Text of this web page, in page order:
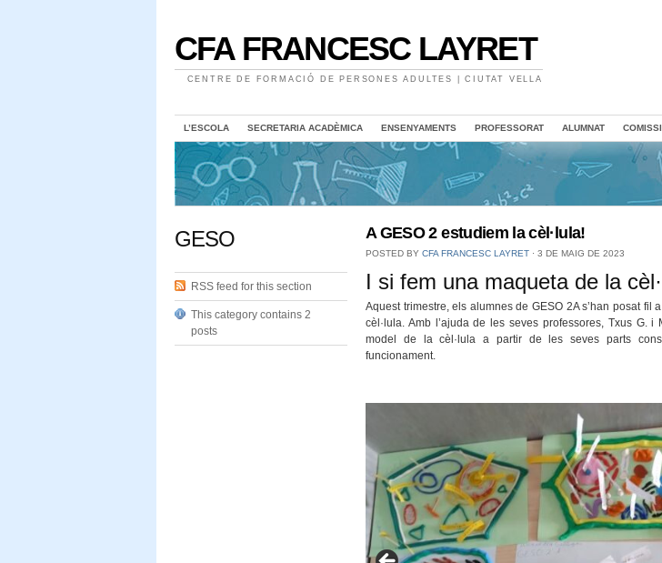
CFA FRANCESC LAYRET
CENTRE DE FORMACIÓ DE PERSONES ADULTES | CIUTAT VELLA
L’ESCOLA SECRETARIA ACADÈMICA ENSENYAMENTS PROFESSORAT ALUMNAT
GESO
RSS feed for this section
This category contains 2
posts
A GESO 2 estudiem la cèl·lula!
POSTED BY CFA FRANCESC LAYRET ⋅ 3 DE MAIG DE 2023
I si fem una maqueta de la
Aquest trimestre, els alumnes de GESO 2A s’han posat fil
cèl·lula. Amb l’ajuda de les seves professores, Txus G.
model de la cèl·lula a partir de les seves parts
funcionament.